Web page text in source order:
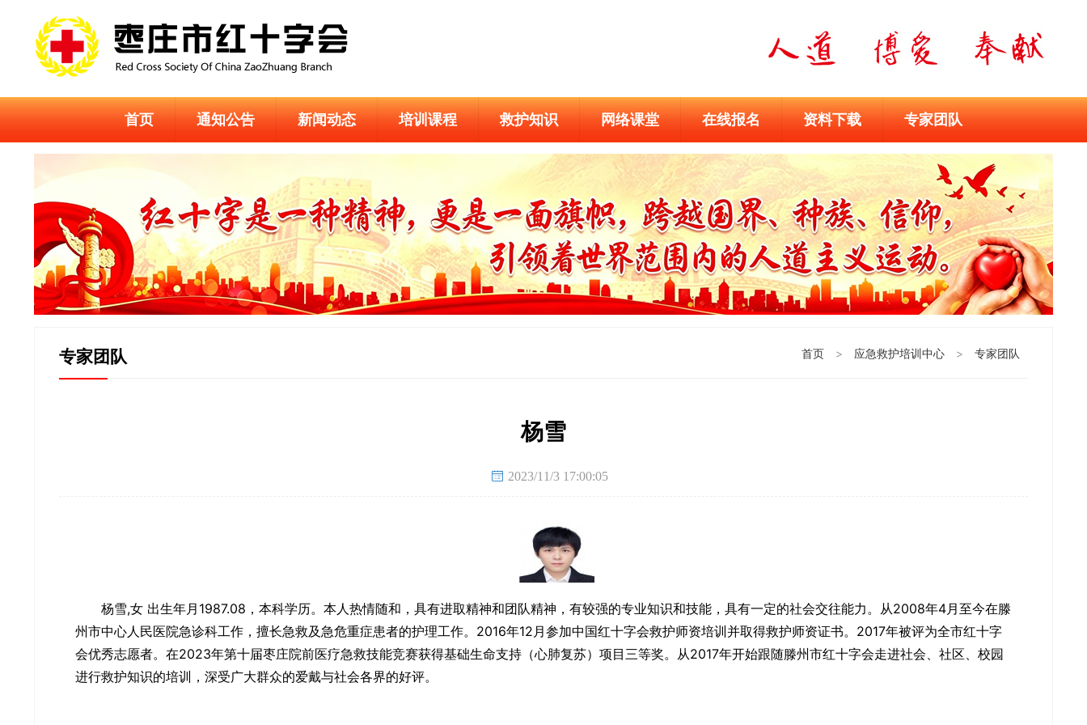
首页 通知公告 新闻动态 培训课程 救护知识 网络课堂 在线报名 资料下载 专家团队
专家团队 首页 > 应急救护培训中心 > 专家团队
杨雪
 2023/11/3 17:00:05
杨雪,女 出生年月1987.08，本科学历。本人热情随和，具有进取精神和团队精神，有较强的专业知识和技能，具有一定的社会交往能力。从2008年4月至今在滕
州市中心人民医院急诊科工作，擅长急救及急危重症患者的护理工作。2016年12月参加中国红十字会救护师资培训并取得救护师资证书。2017年被评为全市红十字
会优秀志愿者。在2023年第十届枣庄院前医疗急救技能竞赛获得基础生命支持（心肺复苏）项目三等奖。从2017年开始跟随滕州市红十字会走进社会、社区、校园
进行救护知识的培训，深受广大群众的爱戴与社会各界的好评。